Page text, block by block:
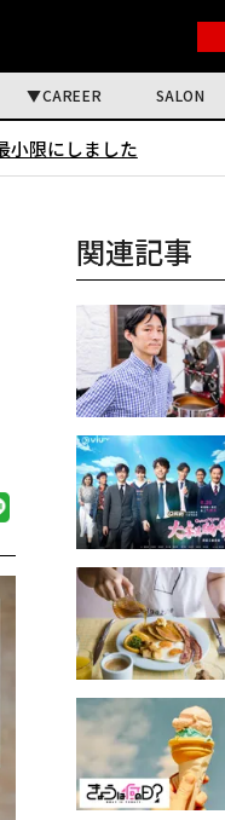
CAREER SALON
小限にしました
関連記事